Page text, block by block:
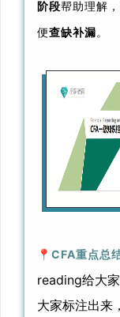
阶段帮助理解，
便查缺补漏。
📍 CFA重点总
reading给大
大家标注出来，